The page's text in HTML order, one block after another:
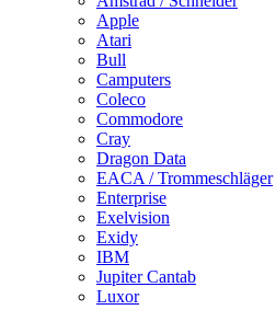
Apple
Atari
Bull
Camputers
Coleco
Commodore
Cray
Dragon Data
EACA / Trommeschläger
Enterprise
Exelvision
Exidy
IBM
Jupiter Cantab
Luxor